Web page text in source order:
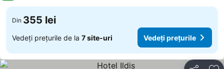
Din 355 lei
Vedeți prețurile de la 7 site-uri Vedeți prețurile